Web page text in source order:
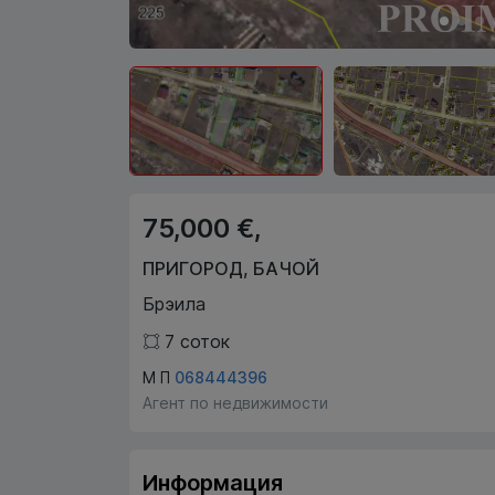
75,000 €,
ПРИГОРОД, БАЧОЙ
Брэила
7 соток
М П 068444396
Агент по недвижимости
Информация